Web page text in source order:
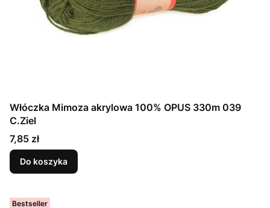
Włóczka Mimoza akrylowa 100% OPUS 330m 039
C.Ziel
Cena
7,85 zł
Do koszyka
Bestseller